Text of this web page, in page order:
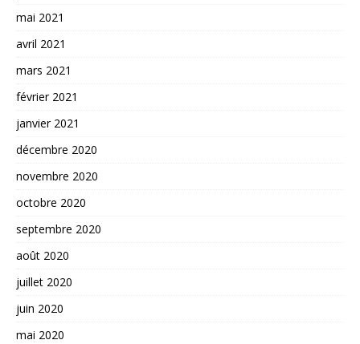
mai 2021
avril 2021
mars 2021
février 2021
janvier 2021
décembre 2020
novembre 2020
octobre 2020
septembre 2020
août 2020
juillet 2020
juin 2020
mai 2020